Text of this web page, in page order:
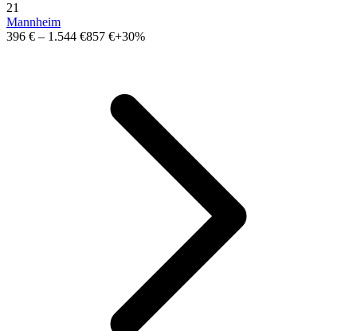
21
Mannheim
396 € – 1.544 €857 €+30%